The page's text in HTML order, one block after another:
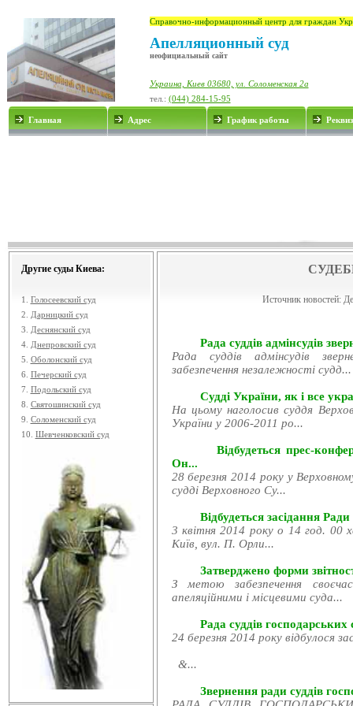
Справочно-информационный центр для граждан
Апелляционный суд
неофициальный сайт
Украина, Киев 03680, ул. Соломенская 2а
тел.: (044) 284-15-95
Главная Адрес График работы
Другие суды Киева:
1. Голосеевский суд
2.
Дарницкий суд
3.
Деснянский суд
4. Днепровский суд
5. Оболонский суд
6. Печерский суд
7. Подольский суд
8. Святошинский суд
9. Соломенский суд
10. Шевченковский суд
Источник новостей:
Рада суддів адмінсудів
Рада суддів адмінсудів
забезпечення незалежності судд...
Судді України, як і все
На цьому наголосив суддя
України у 2006-2011 ро...
Відбудеться прес-
Он...
28 березня 2014 року у
судді Верховного Су...
Відбудеться засідання
3 квітня 2014 року о 14 год. 00
Київ, вул. П. Орли...
Затверджено форми
З метою забезпечення
апеляційними і місцевими суда...
Рада суддів господарських
24 березня 2014 року відбулося
&...
Звернення ради суддів